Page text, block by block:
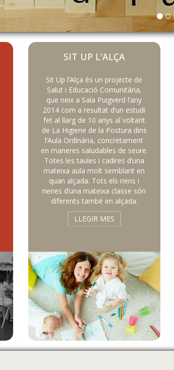
SIT UP L'ALÇA
Sit Up l’Alça és un projecte de
Salut i Educació Comunitària,
que neix a Sala Puigverd l’any
2014 com a resultat d’un estudi
fet al llarg de 10 anys al voltant
de La Higiene de la Postura dins
l’Aula Ordinària, concretament
en maneres saludables de seure.
Totes les taules i cadires d’una
mateixa aula molt semblant en
quan alçada. Tots els nens i
nenes d’una mateixa classe són
diferents també en alçada.
LLEGIR MES